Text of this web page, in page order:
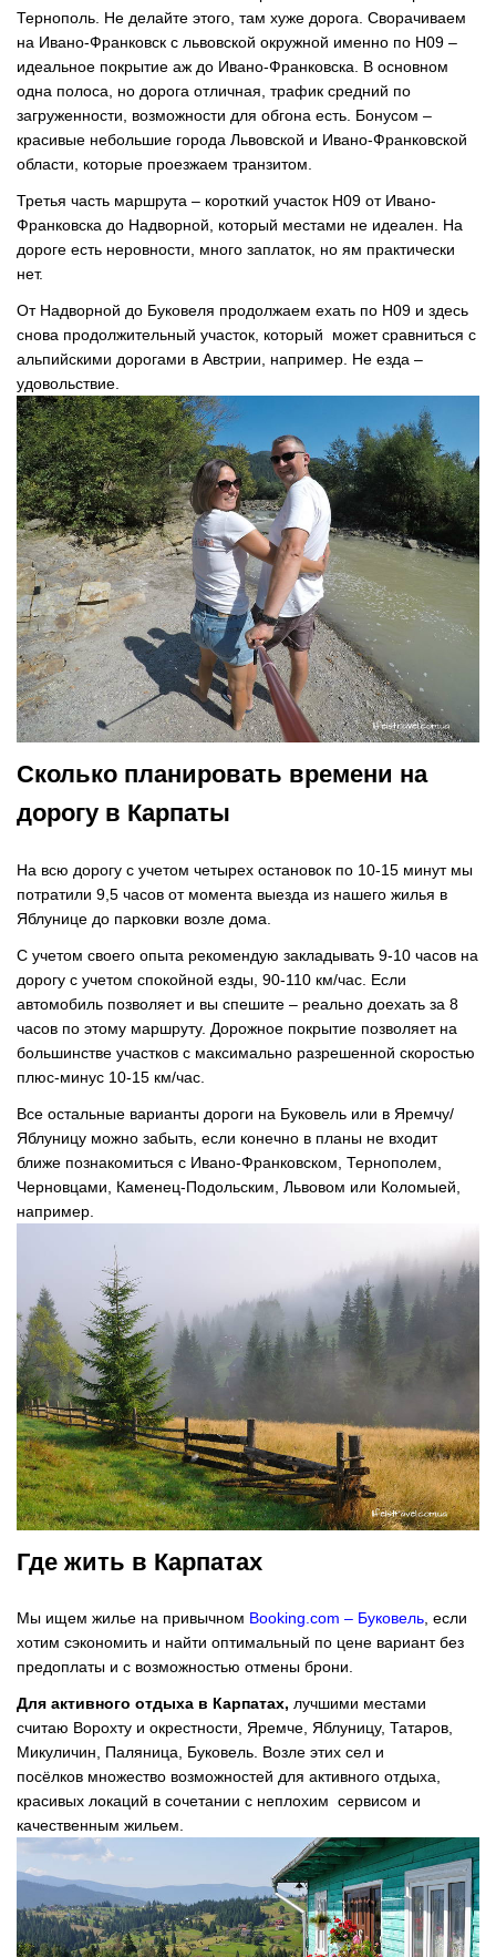
Тернополь. Не делайте этого, там хуже дорога. Сворачиваем
на Ивано-Франковск с львовской окружной именно по Н09 –
идеальное покрытие аж до Ивано-Франковска. В основном
одна полоса, но дорога отличная, трафик средний по
загруженности, возможности для обгона есть. Бонусом –
красивые небольшие города Львовской и Ивано-Франковской
области, которые проезжаем транзитом.
Третья часть маршрута – короткий участок Н09 от Ивано-
Франковска до Надворной, который местами не идеален. На
дороге есть неровности, много заплаток, но ям практически
нет.
От Надворной до Буковеля продолжаем ехать по Н09 и здесь
снова продолжительный участок, который может сравниться с
альпийскими дорогами в Австрии, например. Не езда –
удовольствие.
Сколько планировать времени на
дорогу в Карпаты
На всю дорогу с учетом четырех остановок по 10-15 минут мы
потратили 9,5 часов от момента выезда из нашего жилья в
Яблунице до парковки возле дома.
С учетом своего опыта рекомендую закладывать 9-10 часов на
дорогу с учетом спокойной езды, 90-110 км/час. Если
автомобиль позволяет и вы спешите – реально доехать за 8
часов по этому маршруту. Дорожное покрытие позволяет на
большинстве участков с максимально разрешенной скоростью
плюс-минус 10-15 км/час.
Все остальные варианты дороги на Буковель или в Яремчу/
Яблуницу можно забыть, если конечно в планы не входит
ближе познакомиться с Ивано-Франковском, Тернополем,
Черновцами, Каменец-Подольским, Львовом или Коломыей,
например.
Где жить в Карпатах
Мы ищем жилье на привычном Booking.com – Буковель , если
хотим сэкономить и найти оптимальный по цене вариант без
предоплаты и с возможностью отмены брони.
Для активного отдыха в Карпатах, лучшими местами
считаю Ворохту и окрестности, Яремче, Яблуницу, Татаров,
Микуличин, Паляница, Буковель. Возле этих сел и
посёлков множество возможностей для активного отдыха,
красивых локаций в сочетании с неплохим сервисом и
качественным жильем.